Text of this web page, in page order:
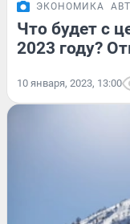
ЭКОНОМИКА
Что будет с
2023 году?
10 января, 2023, 13:00